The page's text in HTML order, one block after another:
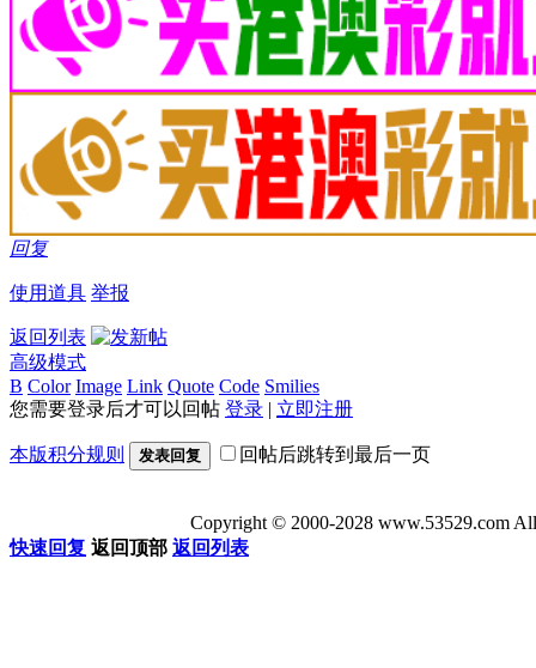
回复
使用道具 举报
返回列表
高级模式
B Color Image Link Quote Code Smilies
您需要登录后才可以回帖 登录 | 立即注册
本版积分规则 发表回复 回帖后跳转到最后一页
Copyright © 2000-2028 www.53529.com
快速回复 返回顶部 返回列表